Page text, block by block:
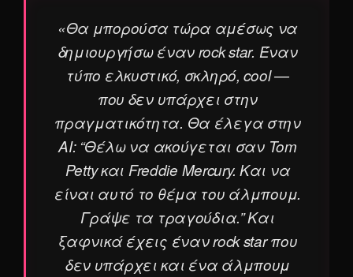
«Θα μπορούσα τώρα αμέσως να
δημιουργήσω έναν rock star. Έναν
τύπο ελκυστικό, σκληρό, cool —
που δεν υπάρχει στην
πραγματικότητα. Θα έλεγα στην
AI: “Θέλω να ακούγεται σαν Tom
Petty και Freddie Mercury. Και να
είναι αυτό το θέμα του άλμπουμ.
Γράψε τα τραγούδια.” Και
ξαφνικά έχεις έναν rock star που
δεν υπάρχει και ένα άλμπουμ